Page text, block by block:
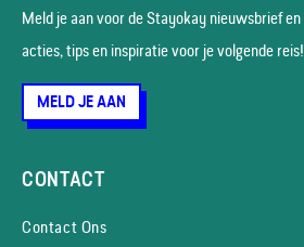
Meld je aan voor de Stayokay nieuws­brief
acties, tips en inspiratie voor je volgende reis!
MELD JE AAN
CONTACT
Contact Ons